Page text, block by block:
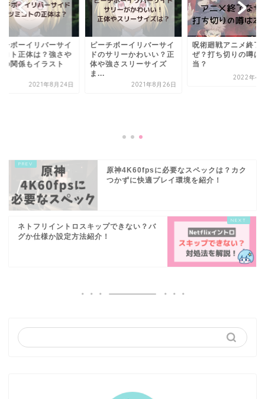
チボーイリバーサイ
コト正体は？強さや
の関係もイラスト
2021年8月24日
ピーチボーイリバーサイ
ドのサリーかわいい？正
体や強さスリーサイズ
ま...
2021年8月26日
呪術廻戦アニメ終了
ぜ？打ち切りの噂は
当？
2022年4
原神4K60fpsに必要なスペックは？カク
つかずに快適プレイ環境を紹介！
ネトフリイントロスキップできない？バ
グか仕様か設定方法紹介！